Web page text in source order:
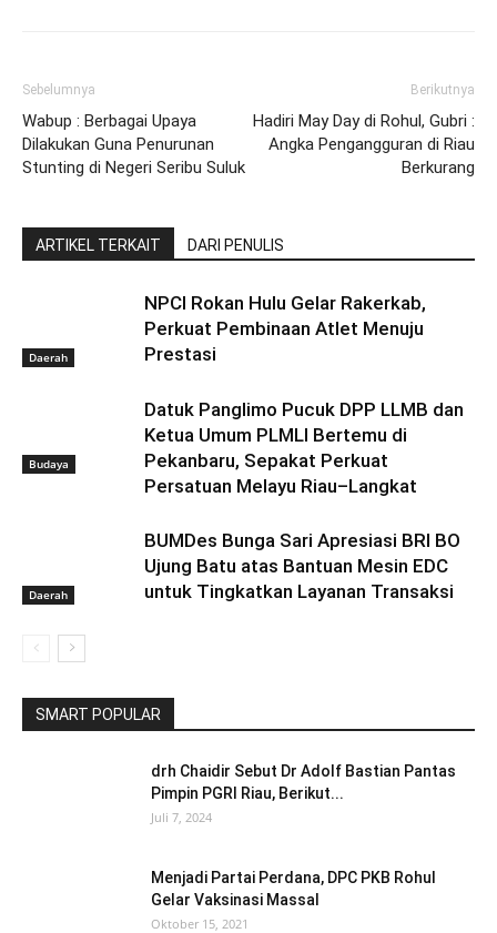
Sebelumnya
Wabup : Berbagai Upaya
Dilakukan Guna Penurunan
Stunting di Negeri Seribu Suluk
Berikutnya
Hadiri May Day di Rohul, Gubri :
Angka Pengangguran di Riau
Berkurang
ARTIKEL TERKAIT DARI PENULIS
Daerah
NPCI Rokan Hulu Gelar Rakerkab,
Perkuat Pembinaan Atlet Menuju
Prestasi
Budaya
Datuk Panglimo Pucuk DPP LLMB dan
Ketua Umum PLMLI Bertemu di
Pekanbaru, Sepakat Perkuat
Persatuan Melayu Riau–Langkat
Daerah
BUMDes Bunga Sari Apresiasi BRI BO
Ujung Batu atas Bantuan Mesin EDC
untuk Tingkatkan Layanan Transaksi
SMART POPULAR
drh Chaidir Sebut Dr Adolf Bastian Pantas
Pimpin PGRI Riau, Berikut...
Juli 7, 2024
Menjadi Partai Perdana, DPC PKB Rohul
Gelar Vaksinasi Massal
Oktober 15, 2021